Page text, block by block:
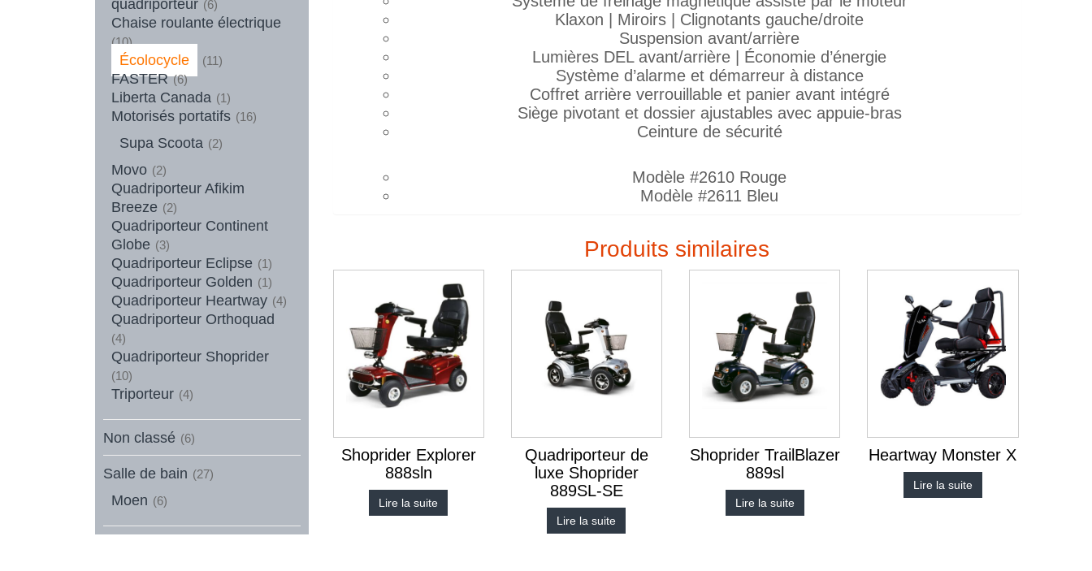
quadriporteur (6)
Chaise roulante électrique
(10)
Écolocycle (11)
FASTER (6)
Liberta Canada (1)
Motorisés portatifs (16)
Supa Scoota (2)
Movo (2)
Quadriporteur Afikim
Breeze (2)
Quadriporteur Continent
Globe (3)
Quadriporteur Eclipse (1)
Quadriporteur Golden (1)
Quadriporteur Heartway (4)
Quadriporteur Orthoquad
(4)
Quadriporteur Shoprider
(10)
Triporteur (4)
Non classé (6)
Salle de bain (27)
Moen (6)
Klaxon | Miroirs | Clignotants gauche/droite
Suspension avant/arrière
Lumières DEL avant/arrière | Économie d’énergie
Système d’alarme et démarreur à distance
Coffret arrière verrouillable et panier avant intégré
Siège pivotant et dossier ajustables avec appuie-bras
Ceinture de sécurité
Modèle #2610 Rouge
Modèle #2611 Bleu
Produits similaires
Shoprider Explorer
888sln
Lire la suite
Quadriporteur de
luxe Shoprider
889SL-SE
Lire la suite
Shoprider TrailBlazer
889sl
Lire la suite
Heartway Monster X
Lire la suite